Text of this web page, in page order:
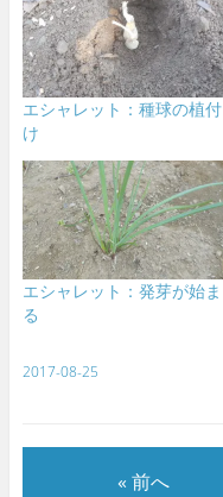
エシャレット：種球の植付
け
エシャレット：発芽が始ま
る
2017-08-25
« 前へ